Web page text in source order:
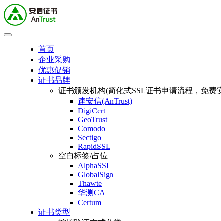
首页
企业采购
优惠促销
证书品牌
证书颁发机构(简化式SSL证书申请流程，免费
速安信(AnTrust)
DigiCert
GeoTrust
Comodo
Sectigo
RapidSSL
空白标签/占位
AlphaSSL
GlobalSign
Thawte
华测CA
Certum
证书类型